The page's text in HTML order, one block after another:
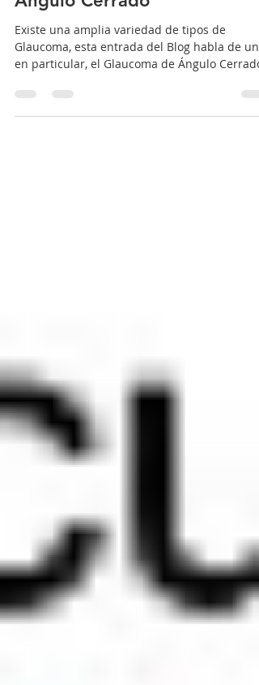
Cierre Angular y Glaucoma
Ángulo Cerrado
Existe una amplia variedad de tipos de
en particular, el Glaucoma de Ángulo Cerrado
de su...